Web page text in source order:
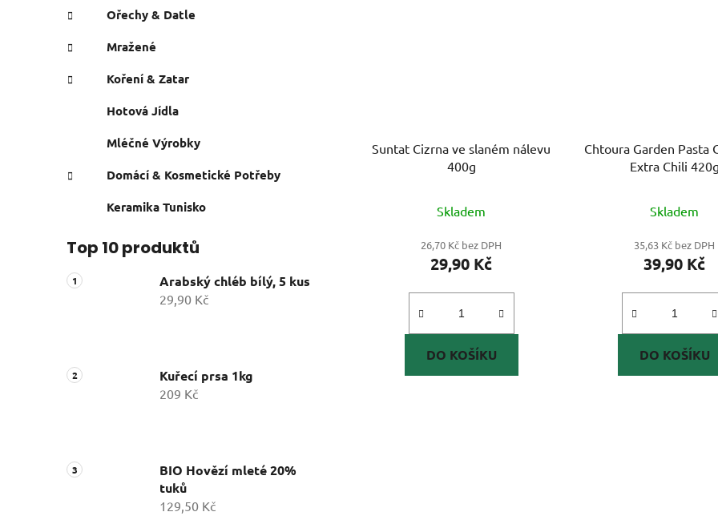
Ořechy & Datle
Mražené
Koření & Zatar
Hotová Jídla
Mléčné Výrobky
Domácí & Kosmetické Potřeby
Keramika Tunisko
Top 10 produktů
Arabský chléb bílý, 5 kus
29,90 Kč
Kuřecí prsa 1kg
209 Kč
BIO Hovězí mleté 20%
tuků
129,50 Kč
Suntat Cizrna ve slaném nálevu
400g
Skladem
26,70 Kč bez DPH
29,90 Kč
DO KOŠÍKU
Chtoura Garden Pasta
Extra Chili 420g
Skladem
35,63 Kč bez DPH
39,90 Kč
DO KOŠÍKU